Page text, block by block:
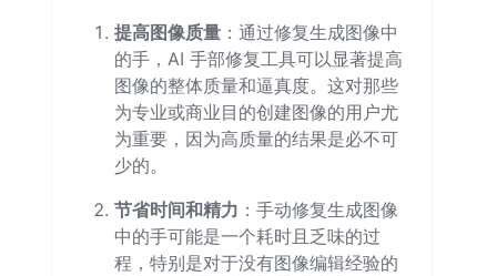
提高图像质量 ：通过修复生成图像中
的手，AI 手部修复工具可以显著提高
图像的整体质量和逼真度。这对那些
为专业或商业目的创建图像的用户尤
为重要，因为高质量的结果是必不可
少的。
节省时间和精力 ：手动修复生成图像
中的手可能是一个耗时且乏味的过
程，特别是对于没有图像编辑经验的